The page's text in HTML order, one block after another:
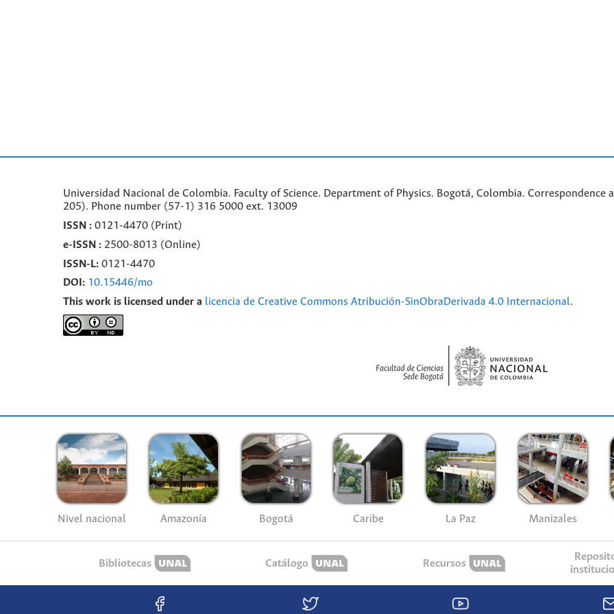
Universidad Nacional de Colombia. Faculty of Science. Department of Physics. Bogotá, Colombia. Correspondence a
205). Phone number (57-1) 316 5000 ext. 13009
ISSN : 0121-4470 (Print)
e- ISSN : 2500-8013 (Online)
ISSN-L: 0121-4470
DOI: 10.15446/mo
This work is licensed under a licencia de Creative Commons Atribución-SinObraDerivada 4.0 Internacional.
Nivel nacional Amazonía Bogotá Caribe La Paz Manizales
Bibliotecas Catálogo Recursos